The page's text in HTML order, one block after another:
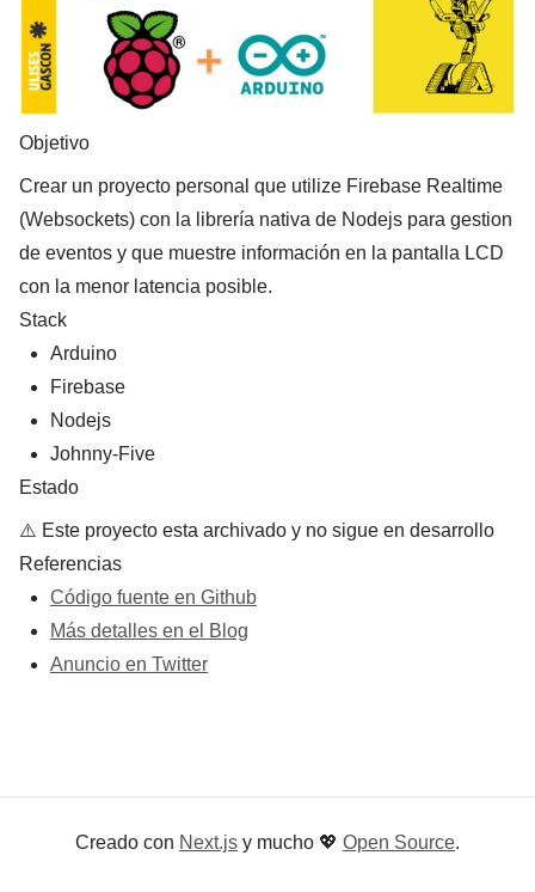
Objetivo
Crear un proyecto personal que utilize Firebase Realtime
(Websockets) con la librería nativa de Nodejs para gestion
de eventos y que muestre información en la pantalla LCD
con la menor latencia posible.
Stack
Arduino
Firebase
Nodejs
Johnny-Five
Estado
⚠️ Este proyecto esta archivado y no sigue en desarrollo
Referencias
Código fuente en Github
Más detalles en el Blog
Anuncio en Twitter
Creado con Next.js y mucho 💖 Open Source.